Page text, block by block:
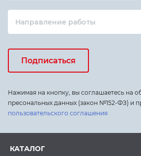
Направление работы
Подписаться
Нажимая на кнопку, вы соглашаетесь на
пресональных данных (закон №152-ФЗ) и
пользовательского соглашения
КАТАЛОГ